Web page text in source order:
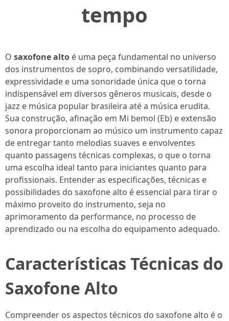
tempo
O saxofone alto é uma peça fundamental no universo
dos instrumentos de sopro, combinando versatilidade,
expressividade e uma sonoridade única que o torna
indispensável em diversos gêneros musicais, desde o
jazz e música popular brasileira até a música erudita.
Sua construção, afinação em Mi bemol (Eb) e extensão
sonora proporcionam ao músico um instrumento capaz
de entregar tanto melodias suaves e envolventes
quanto passagens técnicas complexas, o que o torna
uma escolha ideal tanto para iniciantes quanto para
profissionais. Entender as especificações, técnicas e
possibilidades do saxofone alto é essencial para tirar o
máximo proveito do instrumento, seja no
aprimoramento da performance, no processo de
aprendizado ou na escolha do equipamento adequado.
Características Técnicas do
Saxofone Alto
Compreender os aspectos técnicos do saxofone alto é o